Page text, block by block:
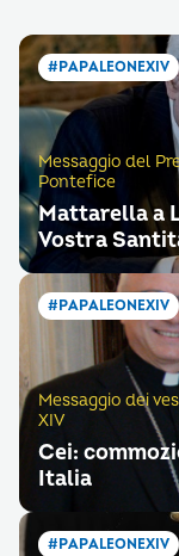
#PAPALEONEXIV
Messaggio del
Pontefice
Mattarella a
Vostra
#PAPALEONEXIV
Messaggio dei
XIV
Cei:
Italia
#PAPALEONEXIV